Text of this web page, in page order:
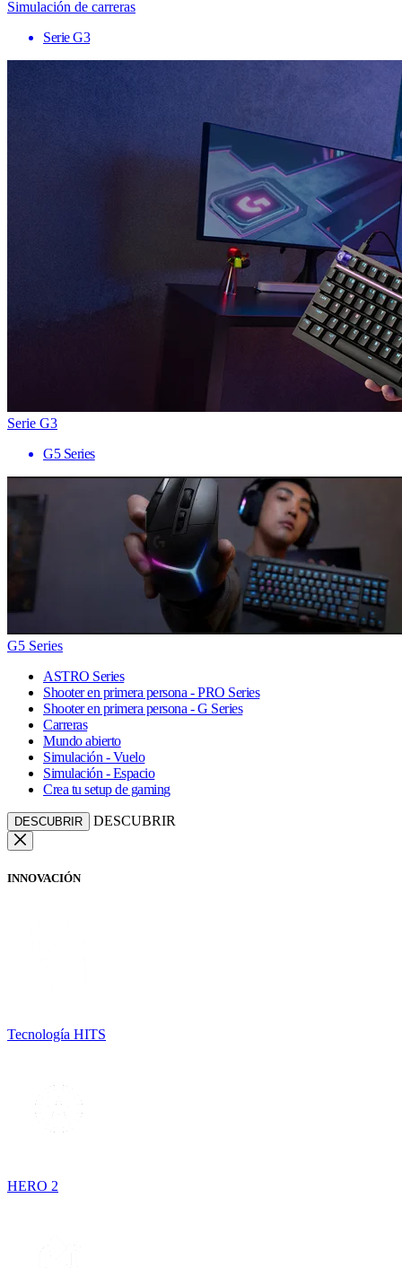
Simulación de carreras
Serie G3
Serie G3
G5 Series
G5 Series
ASTRO Series
Shooter en primera persona - PRO Series
Shooter en primera persona - G Series
Carreras
Mundo abierto
Simulación - Vuelo
Simulación - Espacio
Crea tu setup de gaming
DESCUBRIR DESCUBRIR
INNOVACIÓN
Tecnología HITS
HERO 2